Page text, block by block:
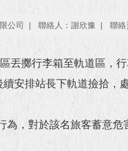
公司 聯絡人：謝欣豫 聯
丟擲行李箱至軌道區，
安排站長下軌道撿拾，
為，對於該名旅客蓄意危